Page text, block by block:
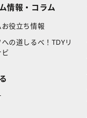
情報・コラム
お役立ち情報
の道しるべ！TDYリ